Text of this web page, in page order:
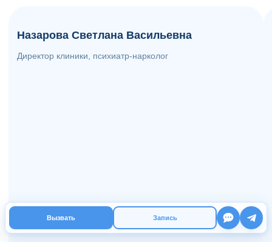
Назарова Светлана Васильевна
Директор клиники, психиатр-нарколог
Вызвать Запись